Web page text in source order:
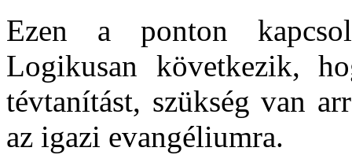
Ezen a ponton
Logikusan következik,
tévtanítást, szükség van
az igazi evangéliumra.